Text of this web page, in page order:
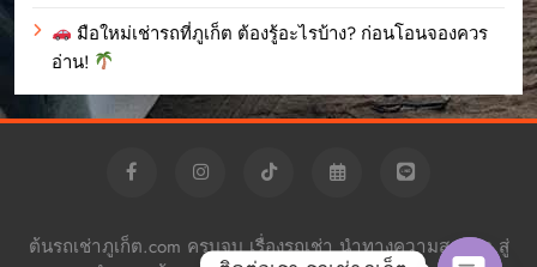
มือใหม่เช่ารถที่ภูเก็ต ต้องรู้อะไรบ้าง? ก่อนโอนจองควร
อ่าน!
ต้นรถเช่าภูเก็ต.com ครบจบ เรื่องรถเช่า นำทางความสะดวก สู่